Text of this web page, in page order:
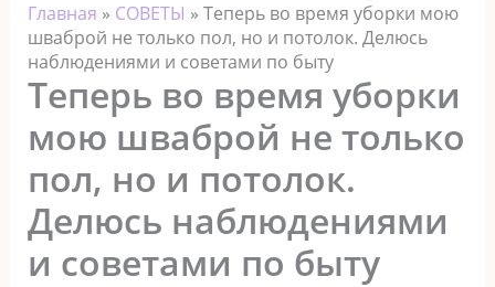
Главная » СОВЕТЫ » Теперь во время уборки мою
шваброй не только пол, но и потолок. Делюсь
наблюдениями и советами по быту
Теперь во время уборки
мою шваброй не только
пол, но и потолок.
Делюсь наблюдениями
и советами по быту